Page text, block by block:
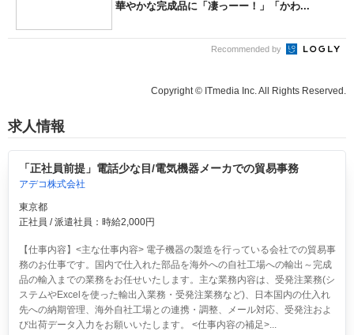
華やかな完成品に「凄っーー！」「かわ...
Recommended by
Copyright © ITmedia Inc. All Rights Reserved.
求人情報
「正社員前提」電話少な目/電気機器メーカでの貿易事務
アデコ株式会社
東京都
正社員 / 派遣社員：時給2,000円
【仕事内容】<主な仕事内容> 電子機器の製造を行っている会社での貿易事
務のお仕事です。国内で仕入れた部品を海外への自社工場への輸出～完成
品の輸入までの業務をお任せいたします。主な業務内容は、受発注業務(シ
ステムやExcelを使った輸出入業務・受発注業務など)、日本国内の仕入れ
先への納期管理、海外自社工場との連携・調整、メール対応、受発注およ
び出荷データ入力をお願いいたします。 <仕事内容の補足>...